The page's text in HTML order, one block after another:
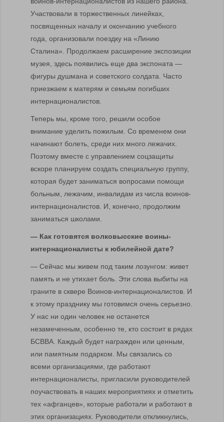
Участвовали в торжественных линейках,
посвященных началу и окончанию учебного
года, организовали поездку на «Линию
Сталина». Продолжаем расширение экспозиции
музея, здесь появились еще два экспоната —
фигуры душмана и советского солдата. Часто
приезжаем к матерям и семьям погибших
интернационалистов.
Теперь мы, кроме того, решили особое
внимание уделить пожилым. Со временем они
начинают болеть, среди них много лежачих.
Поэтому вместе с управлением соцзащиты
вскоре планируем создать специальную группу,
которая будет заниматься вопросами помощи
больным, лежачим, инвалидам из числа воинов-
интернационалистов. И, конечно, продолжим
заниматься школами.
— Как готовятся волковысские воины-
интернационалисты к юбилейной дате?
— Сейчас мы живем под таким лозунгом: живет
память и не утихает боль. Эти слова выбиты на
граните в сквере Воинов-интернационалистов. И
к этому празднику мы готовимся очень серьезно.
У нас ни один человек не останется
незамеченным, особенно те, кто состоит в рядах
БСВВА. Каждый будет награжден или ценным,
или памятным подарком. Мы связались со
всеми организациями, где работают
интернационалисты, пригласили руководителей
поучаствовать в наших мероприятиях и отметить
тех «афганцев», которые работали и работают в
этих организациях. Руководители откликнулись,